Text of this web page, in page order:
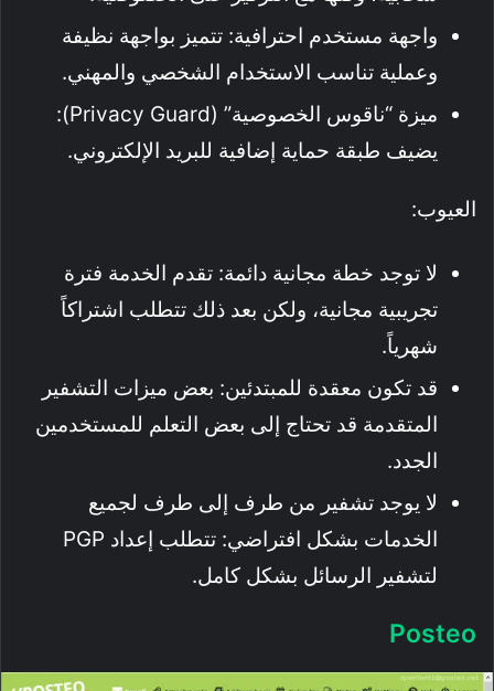
واجهة مستخدم احترافية: تتميز بواجهة نظيفة
وعملية تناسب الاستخدام الشخصي والمهني.
ميزة “ناقوس الخصوصية” (Privacy Guard):
يضيف طبقة حماية إضافية للبريد الإلكتروني.
العيوب:
لا توجد خطة مجانية دائمة: تقدم الخدمة فترة
تجريبية مجانية، ولكن بعد ذلك تتطلب اشتراكاً
شهرياً.
قد تكون معقدة للمبتدئين: بعض ميزات التشفير
المتقدمة قد تحتاج إلى بعض التعلم للمستخدمين
الجدد.
لا يوجد تشفير من طرف إلى طرف لجميع
الخدمات بشكل افتراضي: تتطلب إعداد PGP
لتشفير الرسائل بشكل كامل.
Posteo